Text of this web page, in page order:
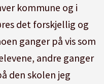
kommune og i
det forskjellig og
ganger på vis som
andre ganger
den skolen jeg